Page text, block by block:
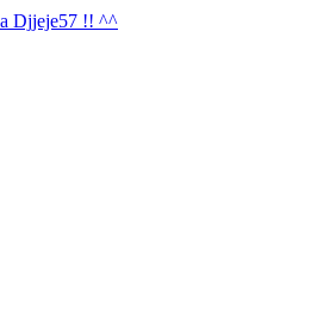
Djjeje57 !! ^^